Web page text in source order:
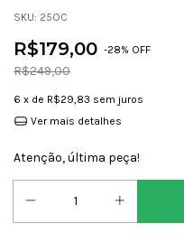
SKU: 25OC
R$179,00 -28% OFF
R$249,00
6 x de R$29,83 sem juros
Ver mais detalhes
Atenção, última peça!